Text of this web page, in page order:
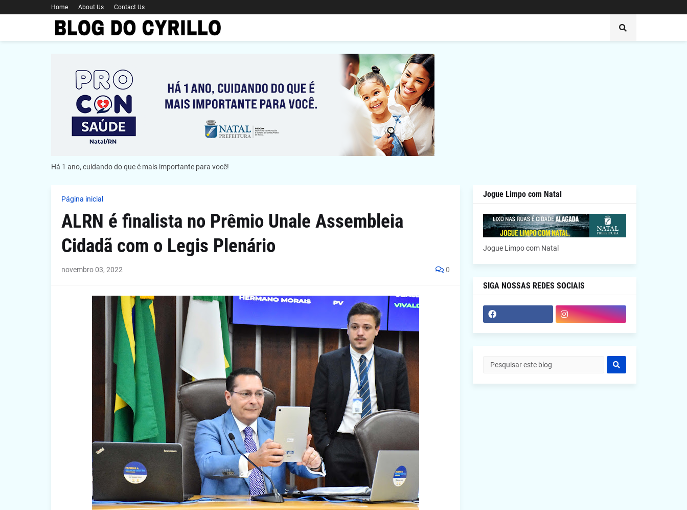
Home About Us Contact Us
Há 1 ano, cuidando do que é mais importante para você!
Página inicial
ALRN é finalista no Prêmio Unale Assembleia
Cidadã com o Legis Plenário
novembro 03, 2022 0
Jogue Limpo com Natal
Jogue Limpo com Natal
SIGA NOSSAS REDES SOCIAIS